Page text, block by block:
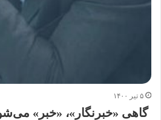
۵ تیر ۱۴۰۰
گاهی «خبرنگار»، «خبر»